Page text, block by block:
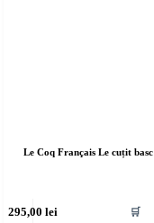
Le Coq Français Le cuțit basc
295,00 lei 🛒